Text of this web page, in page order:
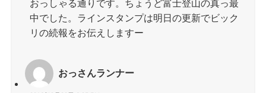
おっしゃる通りです。ちょうど富士登山の真っ最
中でした。ラインスタンプは明日の更新でビック
リの続報をお伝えしますー
おっさんランナー